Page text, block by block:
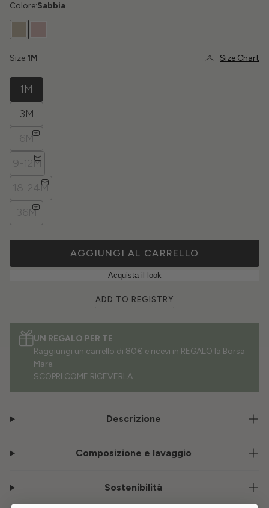
Colore:Sabbia
Size Chart
Size:1M
1M
3M
6M
9-12M
18-24M
36M
AGGIUNGI AL CARRELLO
Acquista il look
ADD TO REGISTRY
UN REGALO PER TE
Raggiungi un carrello di 80€ e ricevi in REGALO la Borsa
Mare.
SCOPRI COME RICEVERLA
Descrizione
Composizione e lavaggio
Sostenibilità